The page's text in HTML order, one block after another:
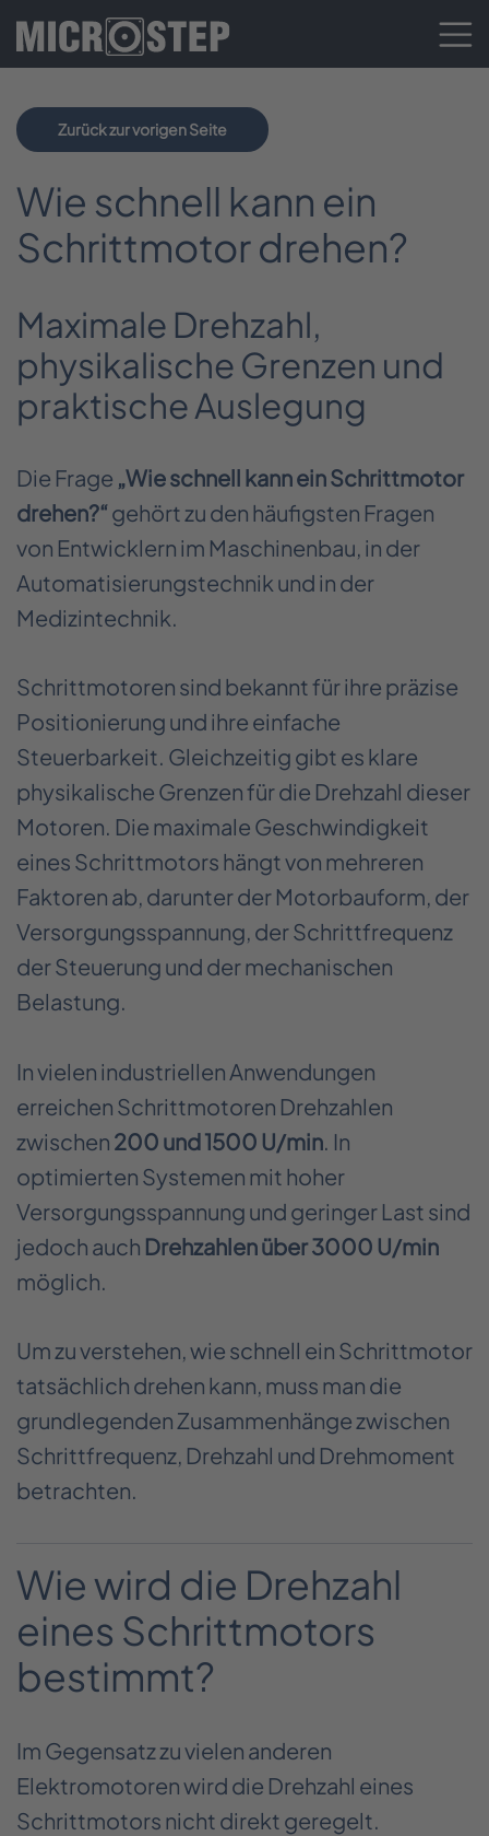
Zurück zur vorigen Seite
Wie schnell kann ein
Schrittmotor drehen?
Maximale Drehzahl,
physikalische Grenzen und
praktische Auslegung
Die Frage „Wie schnell kann ein Schrittmotor
drehen?“gehört zu den häufigsten Fragen
von Entwicklern im Maschinenbau, in der
Automatisierungstechnik und in der
Medizintechnik.
Schrittmotoren sind bekannt für ihre präzise
Positionierung und ihre einfache
Steuerbarkeit. Gleichzeitig gibt es klare
physikalische Grenzen für die Drehzahl dieser
Motoren. Die maximale Geschwindigkeit
eines Schrittmotors hängt von mehreren
Faktoren ab, darunter der Motorbauform, der
Versorgungsspannung, der Schrittfrequenz
der Steuerung und der mechanischen
Belastung.
In vielen industriellen Anwendungen
erreichen Schrittmotoren Drehzahlen
zwischen 200 und 1500 U/min . In
optimierten Systemen mit hoher
Versorgungsspannung und geringer Last sind
jedoch auch Drehzahlen über 3000 U/min
möglich.
Um zu verstehen, wie schnell ein Schrittmotor
tatsächlich drehen kann, muss man die
grundlegenden Zusammenhänge zwischen
Schrittfrequenz, Drehzahl und Drehmoment
betrachten.
Wie wird die Drehzahl
eines Schrittmotors
bestimmt?
Im Gegensatz zu vielen anderen
Elektromotoren wird die Drehzahl eines
Schrittmotors nicht direkt geregelt.